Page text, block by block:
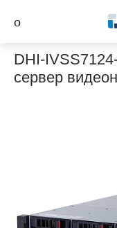
DHI-
сервер